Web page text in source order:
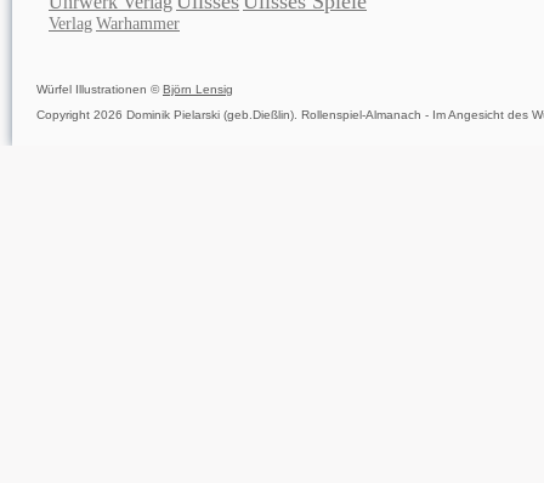
Verlag Warhammer
Würfel Illustrationen ©Björn Lensig
Copyright 2026 Dominik Pielarski (geb.Dießlin). Rollenspiel-Almanach - Im Angesicht des